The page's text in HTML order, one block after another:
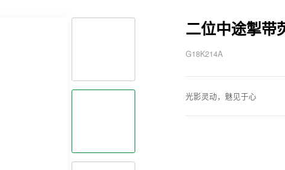
二位中途掣带
G18K214A
光影灵动，魅见于心